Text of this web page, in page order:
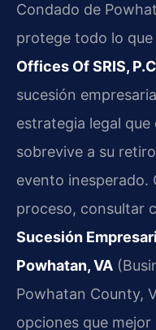
Condado de
protege todo lo
Offices Of SRIS,
sucesión
estrategia legal
sobrevive a su
evento inesperado.
proceso, consultar
Sucesión
Powhatan, VA
Powhatan County,
opciones que